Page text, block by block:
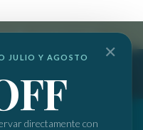
✕
JULIO Y AGOSTO
directamente con
| +34 682 512 237